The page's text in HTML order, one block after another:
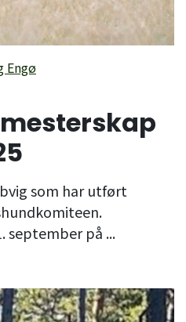
Engø
som har utført
september på ...